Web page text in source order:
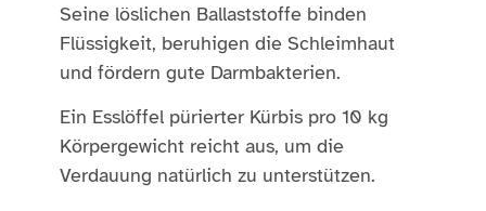
Seine löslichen Ballaststoffe binden
Flüssigkeit, beruhigen die Schleimhaut
und fördern gute Darmbakterien.
Ein Esslöffel pürierter Kürbis pro 10 kg
Körpergewicht reicht aus, um die
Verdauung natürlich zu unterstützen.